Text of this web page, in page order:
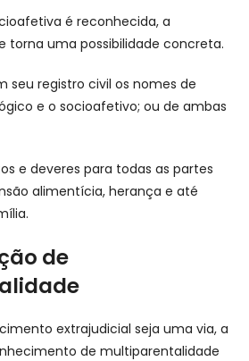
é reconhecida, a
torna uma possibilidade concreta.
seu registro civil os nomes de
e o socioafetivo; ou de ambas
e deveres para todas as partes
alimentícia, herança e até
de
extrajudicial seja uma via, a
de multiparentalidade